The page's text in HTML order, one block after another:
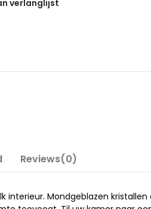
verlanglijst
Reviews(0)
interieur. Mondgeblazen